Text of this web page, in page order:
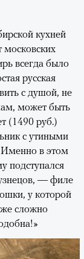
кухней
московских
всегда было
русская
с душой, не
может быть
(1490 руб.)
с утиными
в этом
подступался
— филе
у которой
сложно